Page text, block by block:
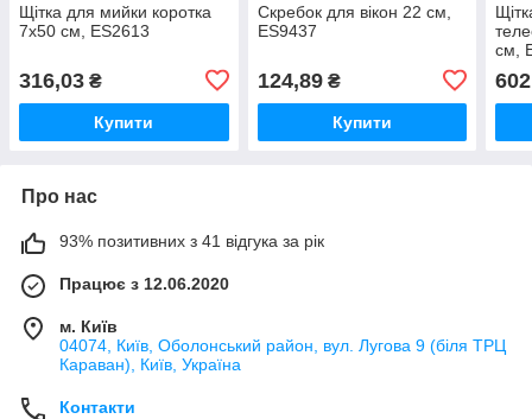
Щітка для мийки коротка
7х50 см, ES2613
316,03 ₴
Купити
Скребок для вікон 22 см,
ES9437
124,89₴
Купити
см,
Про нас
93% позитивних з 41 відгука за рік
Працює з 12.06.2020
м. Київ
04074, Київ, Оболонський район, вул. Лугова 9 (біля ТРЦ
Караван), Київ, Україна
Контакти